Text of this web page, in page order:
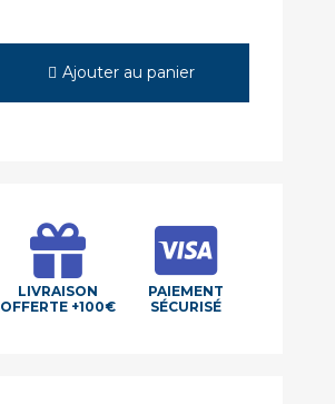
Ajouter au panier
LIVRAISON
OFFERTE +100€
PAIEMENT
SÉCURISÉ